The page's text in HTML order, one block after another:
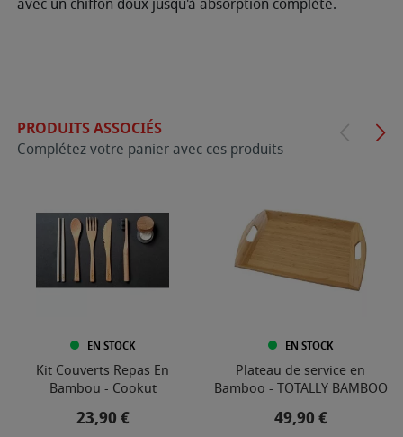
PRODUITS ASSOCIÉS
Complétez votre panier avec ces produits
EN STOCK
Kit Couverts Repas En
Bambou - Cookut
Prix
23,90 €
EN STOCK
Plateau de service en
Bamboo - TOTALLY BAMBOO
Prix
49,90 €